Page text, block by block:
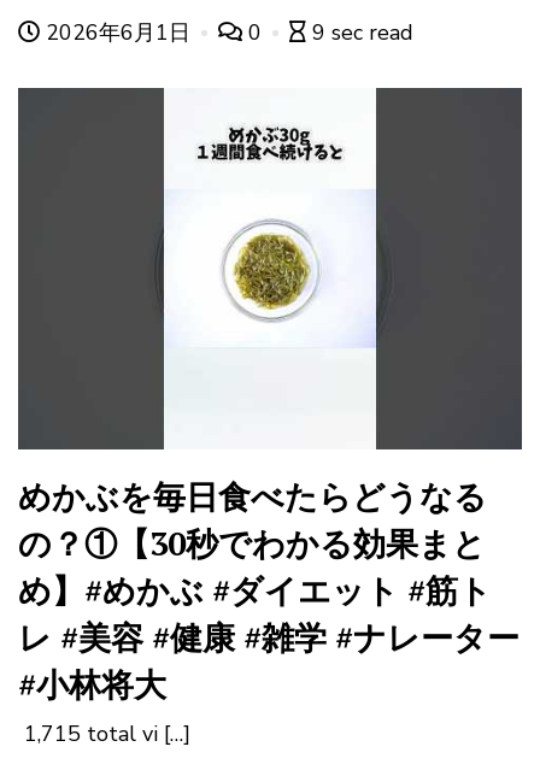
2026年6月1日 0 9 sec read
めかぶを毎日食べたらどうなる
の？①【30秒でわかる効果まと
め】#めかぶ #ダイエット #筋ト
レ #美容 #健康 #雑学 #ナレーター
#小林将大
1,715 total vi […]